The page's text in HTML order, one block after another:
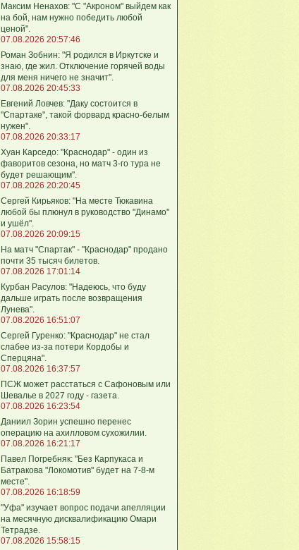
Максим Ненахов: "С "Акроном" выйдем как
на бой, нам нужно победить любой
ценой".
07.08.2026 20:57:46
Роман Зобнин: "Я родился в Иркутске и
знаю, где жил. Отключение горячей воды
для меня ничего не значит".
07.08.2026 20:45:33
Евгений Ловчев: "Даку состоится в
"Спартаке", такой форвард красно-белым
нужен".
07.08.2026 20:33:17
Хуан Карседо: "Краснодар" - один из
фаворитов сезона, но матч 3-го тура не
будет решающим".
07.08.2026 20:20:45
Сергей Кирьяков: "На месте Тюкавина
любой бы плюнул в руководство "Динамо"
и ушёл".
07.08.2026 20:09:15
На матч "Спартак" - "Краснодар" продано
почти 35 тысяч билетов.
07.08.2026 17:01:14
Курбан Расулов: "Надеюсь, что буду
дальше играть после возвращения
Лунева".
07.08.2026 16:51:07
Сергей Гуренко: "Краснодар" не стал
слабее из-за потери Кордобы и
Сперцяна".
07.08.2026 16:37:57
ПСЖ может расстаться с Сафоновым или
Шевалье в 2027 году - газета.
07.08.2026 16:23:54
Даниил Зорин успешно перенес
операцию на ахилловом сухожилии.
07.08.2026 16:21:17
Павел Погребняк: "Без Карпукаса и
Батракова "Локомотив" будет на 7-8-м
месте".
07.08.2026 16:18:59
"Уфа" изучает вопрос подачи апелляции
на месячную дисквалификацию Омари
Тетрадзе.
07.08.2026 15:58:15